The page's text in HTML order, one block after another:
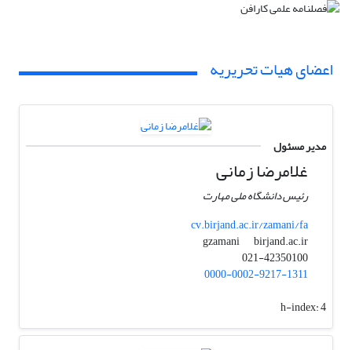
اعضای هیات تحریریه
مدیر مسئول
غلامرضا زمانی
رئیس دانشگاه ملی مهارت
cv.birjand.ac.ir/zamani/fa
gzamani
birjand.ac.ir
021-42350100
0000-0002-9217-1311
h-index:4